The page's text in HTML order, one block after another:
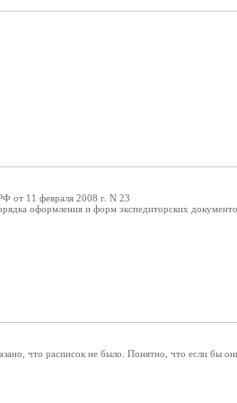
от 11 февраля 2008 г. N 23
оформления и форм экспедиторских
что расписок не было. Понятно, что если бы